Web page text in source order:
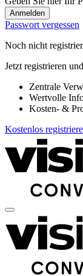
melden
Sie
sich
an
Passwort vergessen
Noch nicht
Jetzt registrieren
Zentrale
Wertvolle
Kosten- &
Kostenlos